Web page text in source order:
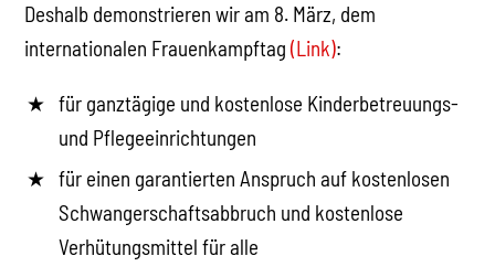
Deshalb demonstrieren wir am 8. März, dem
internationalen Frauenkampftag(Link):
für ganztägige und kostenlose Kinderbetreuungs-
und Pflegeeinrichtungen
für einen garantierten Anspruch auf kostenlosen
Schwangerschaftsabbruch und kostenlose
Verhütungsmittel für alle